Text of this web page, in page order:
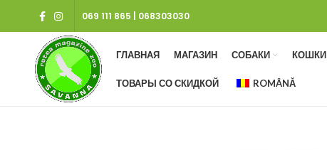
069 111 865 068303030
ГЛАВНАЯ МАГАЗИН СОБАКИ КОШКИ
ТОВАРЫ СО СКИДКОЙ ROMÂNĂ